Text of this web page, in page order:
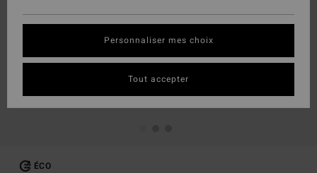
ÉCO
Personnaliser mes choix
Tout accepter